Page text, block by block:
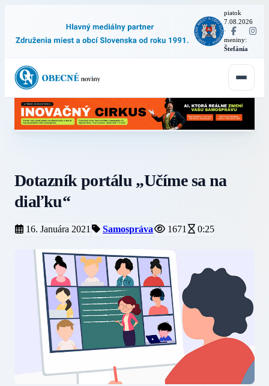
piatok
7.08.2026
·
meniny:
Štefánia
Dotazník portálu „Učíme sa na
diaľku“
16. Januára 2021 Samospráva 1671 0:25